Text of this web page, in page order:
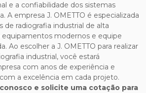
e a confiabilidade dos sistemas
A empresa J. OMETTO é especializada
de radiografia industrial de alta
equipamentos modernos e equipe
Ao escolher a J. OMETTO para realizar
industrial, você estará
com anos de experiência e
a excelência em cada projeto.
e solicite uma cotação para